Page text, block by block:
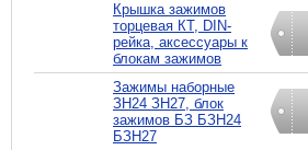
Крышка зажимов
торцевая КТ, DIN-
рейка, аксессуары к
блокам зажимов
Зажимы наборные
ЗН24 ЗН27, блок
зажимов БЗ БЗН24
БЗН27